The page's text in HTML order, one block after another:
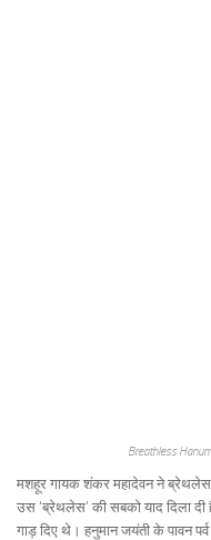
Breathless
मशहूर गायक शंकर महादेवन ने ब्रेथलेस
उस ‘ब्रेथलेस’ की सबको याद दिला
गाड़ दिए थे। हनुमान जयंती के पावन